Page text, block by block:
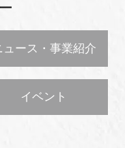
ュース・事業紹介
イベント